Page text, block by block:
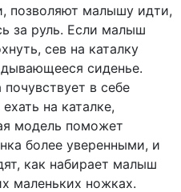
позволяют малышу идти,
за руль. Если малыш
сев на каталку
сиденье.
в себе
на каталке,
модель поможет
более уверенными, и
как набирает малыш
маленьких ножках.